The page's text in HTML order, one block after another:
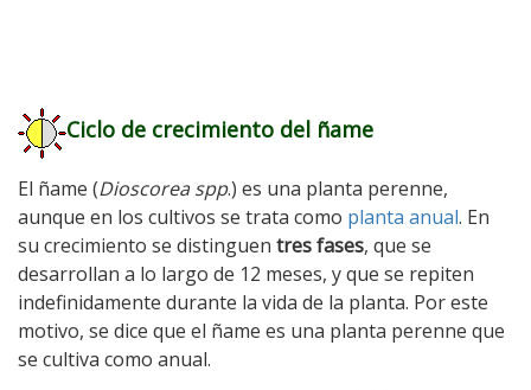
Ciclo de crecimiento del ñame
El ñame (Dioscorea spp.) es una planta perenne,
aunque en los cultivos se trata como planta anual. En
su crecimiento se distinguen tres fases, que se
desarrollan a lo largo de 12 meses, y que se repiten
indefinidamente durante la vida de la planta. Por este
motivo, se dice que el ñame es una planta perenne que
se cultiva como anual.